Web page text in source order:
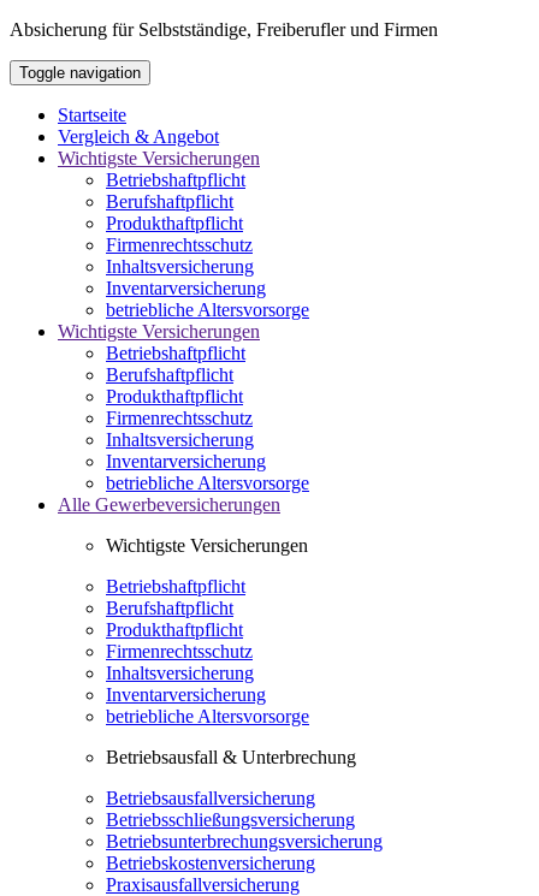
Absicherung für Selbstständige, Freiberufler und Firmen
Toggle navigation
Startseite
Vergleich & Angebot
Wichtigste Versicherungen
Betriebshaftpflicht
Berufshaftpflicht
Produkthaftpflicht
Firmenrechtsschutz
Inhaltsversicherung
Inventarversicherung
betriebliche Altersvorsorge
Wichtigste Versicherungen
Betriebshaftpflicht
Berufshaftpflicht
Produkthaftpflicht
Firmenrechtsschutz
Inhaltsversicherung
Inventarversicherung
betriebliche Altersvorsorge
Alle Gewerbeversicherungen
Wichtigste Versicherungen
Betriebshaftpflicht
Berufshaftpflicht
Produkthaftpflicht
Firmenrechtsschutz
Inhaltsversicherung
Inventarversicherung
betriebliche Altersvorsorge
Betriebsausfall & Unterbrechung
Betriebsausfallversicherung
Betriebsschließungsversicherung
Betriebsunterbrechungsversicherung
Betriebskostenversicherung
Praxisausfallversicherung